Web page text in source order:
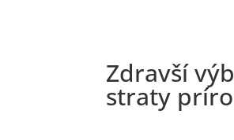
Zdravší
straty